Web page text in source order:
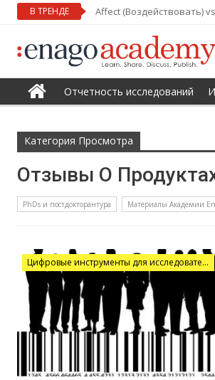
В ТРЕНДЕ Affect (Воздействовать)
Отчетность исследований
Категория Просмотра
Отзывы О
PhDs и постдокторантура Материалы Академии
Цифровые инструменты для исследователей